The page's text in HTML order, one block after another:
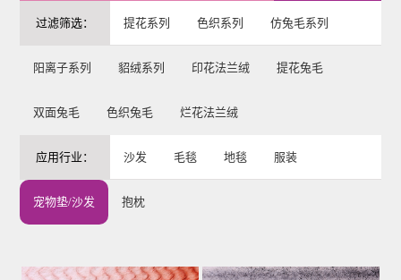
过滤筛选： 提花系列 色织系列 仿兔毛系列
阳离子系列 貂绒系列 印花法兰绒 提花兔毛
双面兔毛 色织兔毛 烂花法兰绒
应用行业： 沙发 毛毯 地毯 服装
宠物垫/沙发 抱枕